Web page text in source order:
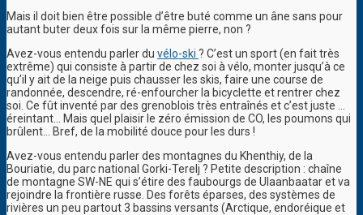
Mais il doit bien être possible d’être buté comme un âne sans pour
autant buter deux fois sur la même pierre, non ?
Avez-vous entendu parler du vélo-ski ? C’est un sport (en fait très
extrême) qui consiste à partir de chez soi à vélo, monter jusqu’à ce
qu’il y ait de la neige puis chausser les skis, faire une course de
randonnée, descendre, ré-enfourcher la bicyclette et rentrer chez
soi. Ce fût inventé par des grenoblois très entraînés et c’est juste …
éreintant… Mais quel plaisir le zéro émission de CO, les poumons qui
brûlent… Bref, de la mobilité douce pour les durs !
Avez-vous entendu parler des montagnes du Khenthiy, de la
Bouriatie, du parc national Gorki-Terelj ? Petite description : chaîne
de montagne SW-NE qui s’étire des faubourgs de Ulaanbaatar et va
rejoindre la frontière russe. Des forêts éparses, des systèmes de
rivières un peu partout 3 bassins versants (Arctique, endoréique et